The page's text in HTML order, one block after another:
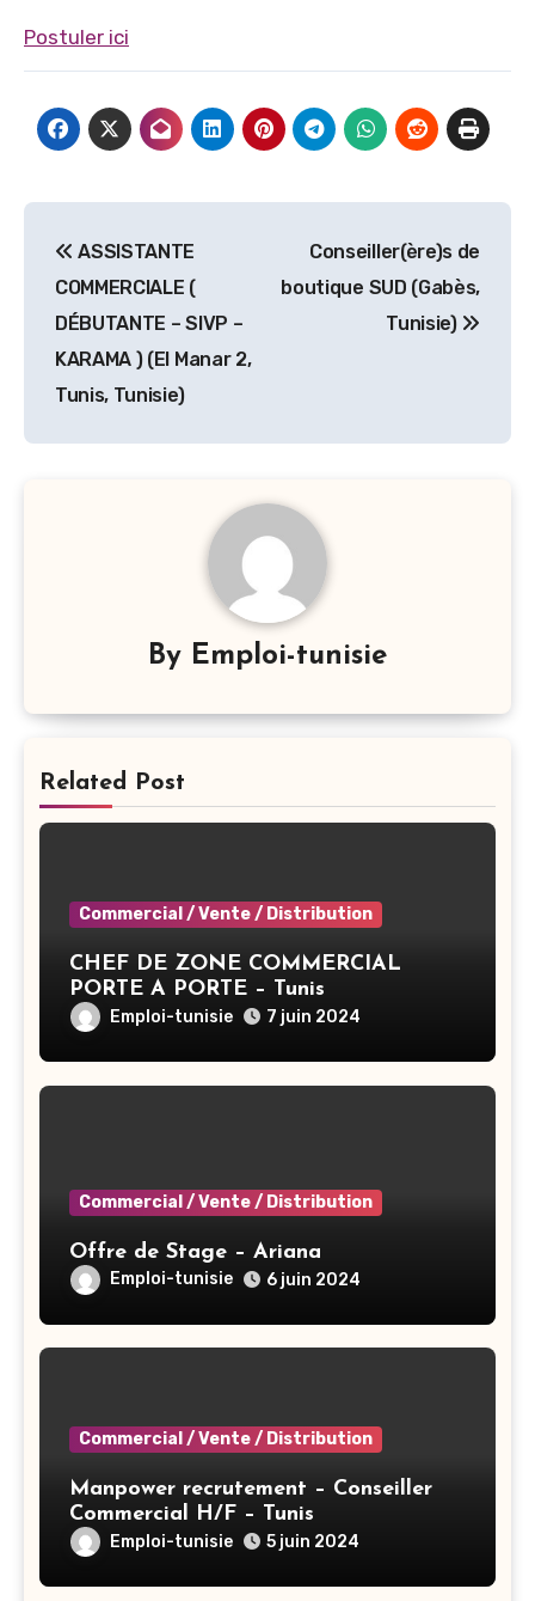
Postuler ici
de
l’article
ASSISTANTE
COMMERCIALE (
DÉBUTANTE – SIVP –
KARAMA ) (El Manar 2,
Tunis, Tunisie)
Conseiller(ère)s de
boutique SUD (Gabès,
Tunisie)
By Emploi-tunisie
Related Post
Commercial / Vente / Distribution
CHEF DE ZONE COMMERCIAL
PORTE A PORTE – Tunis
Emploi-tunisie 7 juin 2024
Commercial / Vente / Distribution
Offre de Stage – Ariana
Emploi-tunisie 6 juin 2024
Commercial / Vente / Distribution
Manpower recrutement – Conseiller
Commercial H/F – Tunis
Emploi-tunisie 5 juin 2024